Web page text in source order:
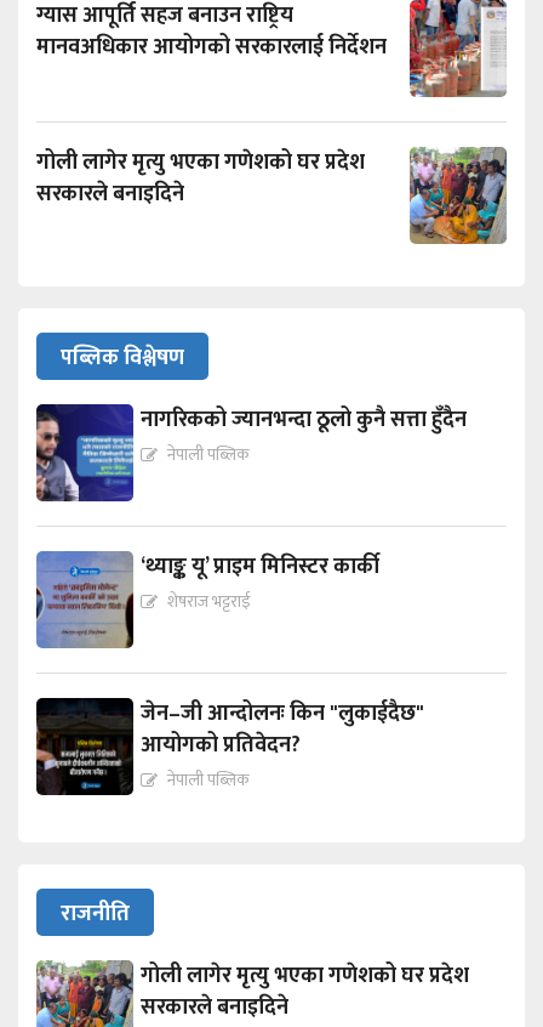
ग्यास आपूर्ति सहज बनाउन राष्ट्रिय
मानवअधिकार आयोगको सरकारलाई निर्देशन
गोली लागेर मृत्यु भएका गणेशको घर प्रदेश
सरकारले बनाइदिने
पब्लिक विश्लेषण
नागरिकको ज्यानभन्दा ठूलो कुनै सत्ता हुँदैन
नेपाली पब्लिक
‘थ्याङ्क यू’ प्राइम मिनिस्टर कार्की
शेषराज भट्टराई
जेन–जी आन्दोलनः किन "लुकाईदैछ"
आयोगको प्रतिवेदन?
नेपाली पब्लिक
राजनीति
गोली लागेर मृत्यु भएका गणेशको घर प्रदेश
सरकारले बनाइदिने